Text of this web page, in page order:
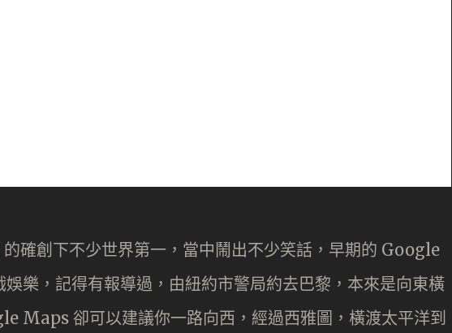
確創下不少世界第一，當中鬧出不少笑話，早期的 Google
樂，記得有報導過，由紐約市警局約去巴黎，本來是向東橫
Maps 卻可以建議你一路向西，經過西雅圖，橫渡太平洋到